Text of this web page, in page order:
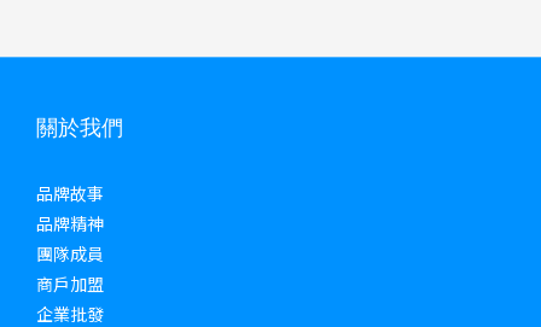
關於我們
品牌故事
品牌精神
團隊成員
商戶加盟
企業批發